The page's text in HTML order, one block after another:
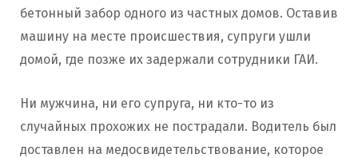
бетонный забор одного из частных домов. Оставив
машину на месте происшествия, супруги ушли
домой, где позже их задержали сотрудники ГАИ.
Ни мужчина, ни его супруга, ни кто-то из
случайных прохожих не пострадали. Водитель был
доставлен на медосвидетельствование, которое